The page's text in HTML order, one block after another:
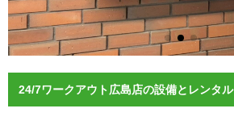
24/7ワークアウト広島店の設備とレンタル